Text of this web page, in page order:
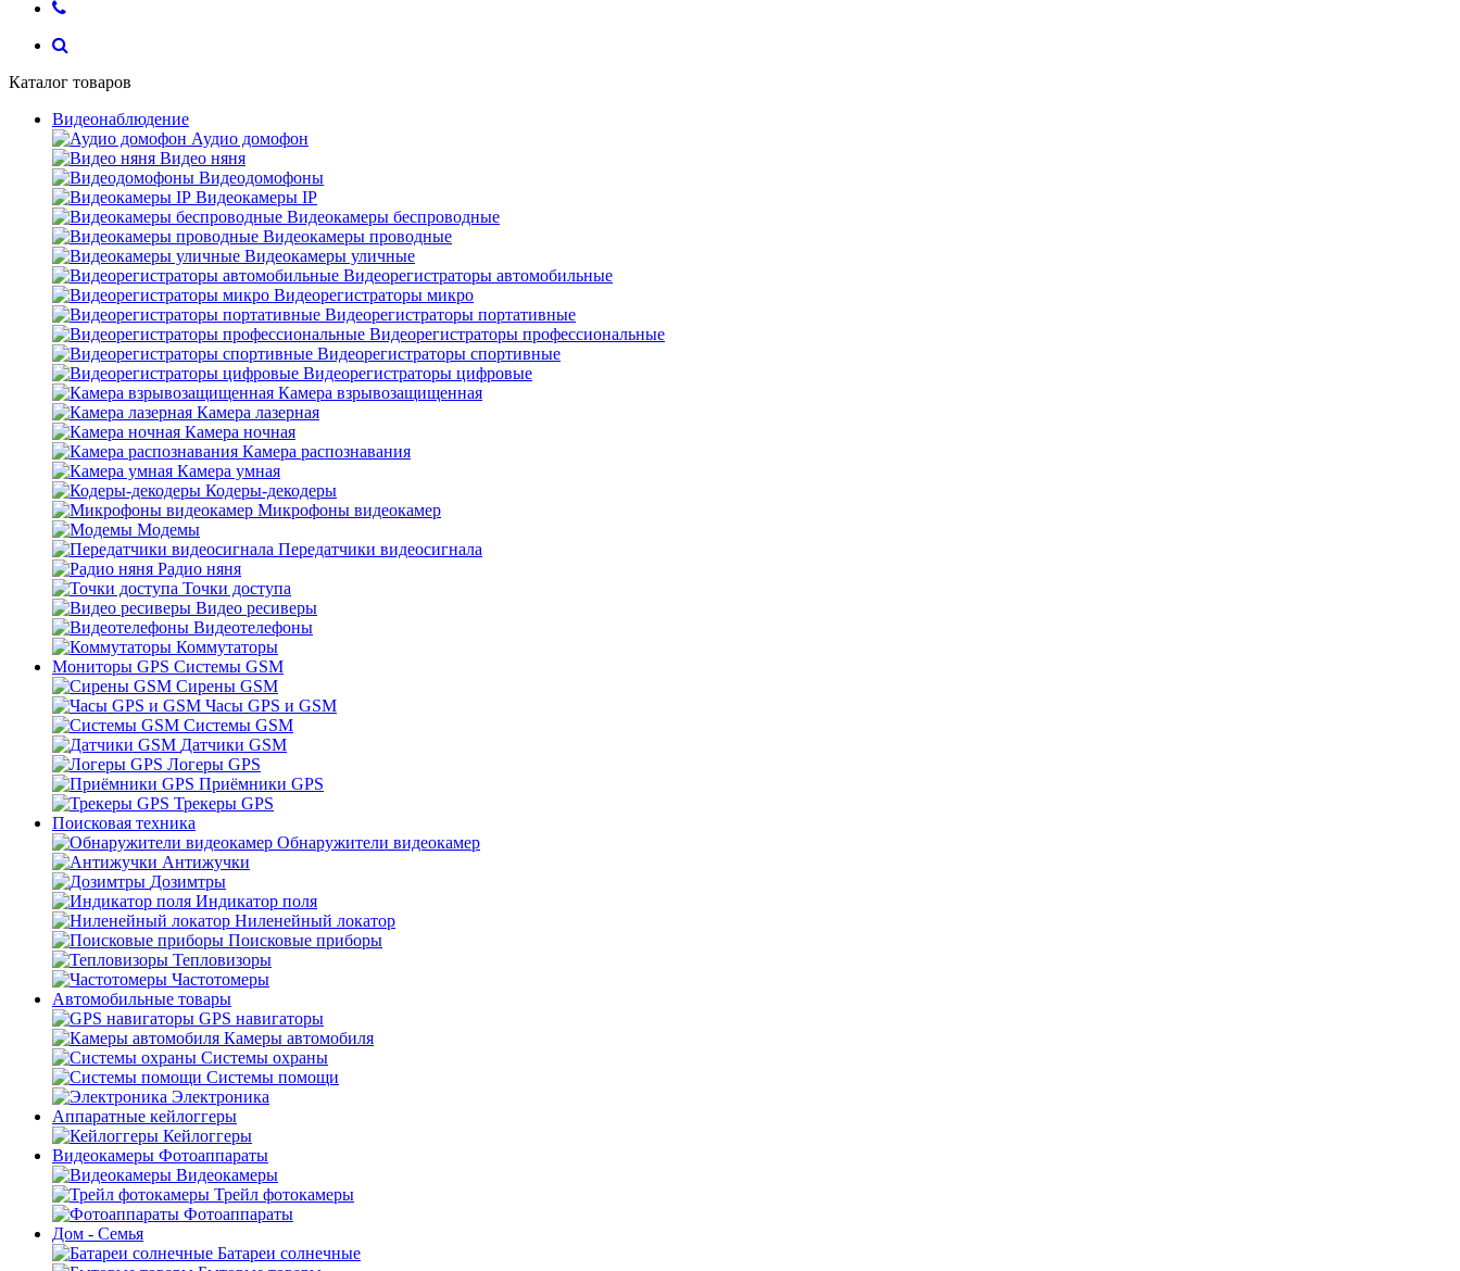
Каталог товаров
Видеонаблюдение
Аудио домофон
Видео няня
Видеодомофоны
Видеокамеры IP
Видеокамеры беспроводные
Видеокамеры проводные
Видеокамеры уличные
Видеорегистраторы автомобильные
Видеорегистраторы микро
Видеорегистраторы портативные
Видеорегистраторы профессиональные
Видеорегистраторы спортивные
Видеорегистраторы цифровые
Камера взрывозащищенная
Камера лазерная
Камера ночная
Камера распознавания
Камера умная
Кодеры-декодеры
Микрофоны видеокамер
Модемы
Передатчики видеосигнала
Радио няня
Точки доступа
Видео ресиверы
Видеотелефоны
Коммутаторы
Мониторы GPS Системы GSM
Сирены GSM
Часы GPS и GSM
Системы GSM
Датчики GSM
Логеры GPS
Приёмники GPS
Трекеры GPS
Поисковая техника
Обнаружители видеокамер
Антижучки
Дозимтры
Индикатор поля
Ниленейный локатор
Поисковые приборы
Тепловизоры
Частотомеры
Автомобильные товары
GPS навигаторы
Камеры автомобиля
Системы охраны
Системы помощи
Электроника
Аппаратные кейлоггеры
Кейлоггеры
Видеокамеры Фотоаппараты
Видеокамеры
Трейл фотокамеры
Фотоаппараты
Дом - Семья
Батареи солнечные